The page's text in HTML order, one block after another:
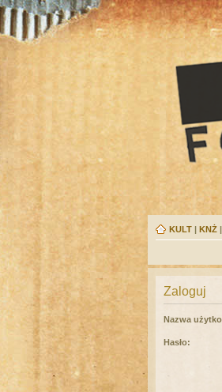
KULT | KNŻ |
Zaloguj
Nazwa
Hasło: